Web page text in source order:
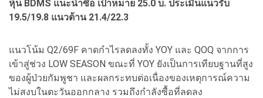
หุ้น BDMS แนะนำซื้อ เป้าหมาย 25.0 บ. ประเมินแนวรับ
19.5/19.8 แนวต้าน 21.4/22.3
แนวโน้ม Q2/69F คาดกำไรลดลงทั้ง YOY และ QOQ จากการ
เข้าสู่ช่วง LOW SEASON ขณะที่ YOY ยังเป็นการเทียบฐานที่สูง
ของผู้ป่วยกัมพูชา และผลกระทบต่อเนื่องของเหตุการณ์ความ
ไม่สงบในตะวันออกกลาง รวมถึงกำลังซื้อที่ลดลง